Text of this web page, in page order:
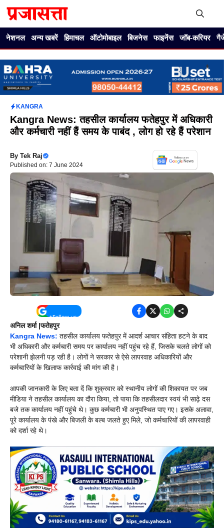
नेशनल अन्य खबरें हिमाचल ऑटोमोबाइल बिजनेस फाइनेंस जॉब-करियर
KANGRA
Kangra News: तहसील कार्यालय फतेहपुर में अधिकारी
और कर्मचारी नहीं हैं समय के पाबंद , लोग हो रहे हैं परेशान
By Tek Raj
Published on: 7 June 2024
अनिल शर्मा |फतेहपुर
Kangra News: तहसील कार्यालय फतेहपुर में आदर्श आचार संहिता हटने के बाद
भी अधिकारी और कर्मचारी समय पर कार्यालय नहीं पहुंच रहे हैं, जिसके चलते लोगों को
परेशानी झेलनी पड़ रही है। लोगों ने सरकार से ऐसे लापरवाह अधिकारियों और
कर्मचारियों के खिलाफ कार्रवाई की मांग की है।
आपकी जानकारी के लिए बता दें कि शुक्रवार को स्थानीय लोगों की शिकायत पर जब
मीडिया ने तहसील कार्यालय का दौरा किया, तो पाया कि तहसीलदार स्वयं भी साढ़े दस
बजे तक कार्यालय नहीं पहुंचे थे। कुछ कर्मचारी भी अनुपस्थित पाए गए। इसके अलावा,
पूरे कार्यालय के पंखे और बिजली के बल्ब जलते हुए मिले, जो कर्मचारियों की लापरवाही
को दर्शा रहे थे।